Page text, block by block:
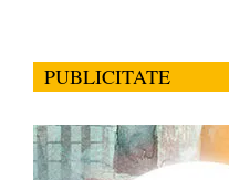
PUBLICITATE